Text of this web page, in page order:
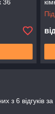
36
з 6 відгуків за